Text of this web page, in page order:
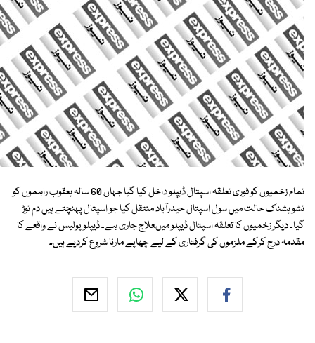
تمام زخمیوں کو فوری تعلقہ اسپتال ڈیپلو داخل کیا گیا جہاں 60 سالہ یعقوب راہموں کو
تشویشناک حالت میں سول اسپتال حیدرآباد منتقل کیا جو اسپتال پہنچتے ہیں دم توڑ
گیا۔ دیگر زخمیوں کا تعلقہ اسپتال ڈیپلو میںعلاج جاری ہے۔ ڈیپلو پولیس نے واقعے کا
مقدمہ درج کرکے ملزموں کی گرفتاری کے لیے چھاپے مارنا شروع کردیے ہیں۔